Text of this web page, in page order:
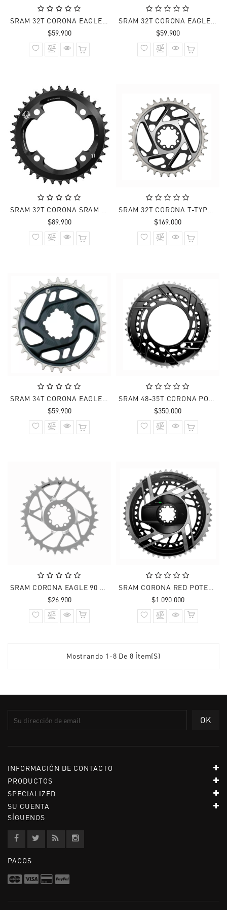
SRAM 32T CORONA EAGLE GX X-SYNC B1 DM3 3mm
$59.900Precio
normal
SRAM 32T CORONA EAGLE X-SYNC 2 B1 DM3 6mm - OFFSET Negro
$59.900Precio
normal
SRAM 32T CORONA SRAM X-SYNC EAGLE 104 BLK
$89.900Precio
normal
SRAM 32T CORONA T-TYPE EAGLE D1 XX SL DM8 OFFSET 3MM 12V
$169.000Precio
normal
SRAM 34T CORONA EAGLE X-SYNC 2 C1 DM3 6mm - OFFSET
$59.900Precio
normal
SRAM 48-35T CORONA POTENCIOMETRO FORCE E1
$350.000Precio
normal
SRAM CORONA EAGLE 90 A1 T-TYPE DM8 3mm ACERO PLATEADO
$26.900Precio
normal
SRAM CORONA RED POTENCIOMETRO AXS E1 DM8
$1.090.000Precio
normal
Mostrando 1-8 De 8 Ítem(s)
INFORMACIÓN DE CONTACTO
PRODUCTOS
SPECIALIZED
SU CUENTA
SÍGUENOS
PAGOS